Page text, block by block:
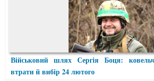
Військовий шлях Сергія Боця:
втрати й вибір 24 лютого